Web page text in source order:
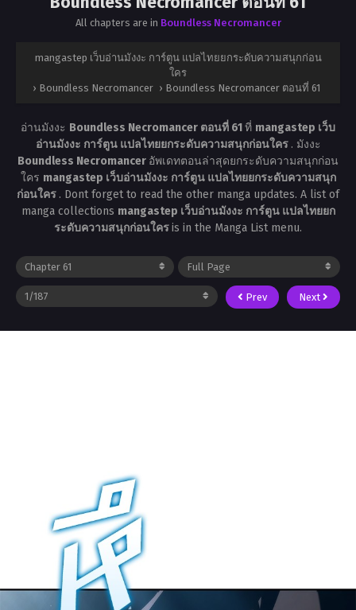
All chapters are in Boundless Necromancer
mangastep เว็บอ่านมังงะ การ์ตูน แปลไทยยกระดับความสนุกก่อน
ใคร
› Boundless Necromancer › Boundless Necromancer ตอนที่ 61
อ่านมังงะ Boundless Necromancer ตอนที่ 61ที่ mangastep เว็บ
อ่านมังงะ การ์ตูน แปลไทยยกระดับความสนุกก่อนใคร . มังงะ
Boundless Necromancer อัพเดทตอนล่าสุดยกระดับความสนุกก่อน
ใคร mangastep เว็บอ่านมังงะ การ์ตูน แปลไทยยกระดับความสนุก
ก่อนใคร . Dont forget to read the other manga updates. A list of
manga collections mangastep เว็บอ่านมังงะ การ์ตูน แปลไทยยก
ระดับความสนุกก่อนใครis in the Manga List menu.
Prev Next